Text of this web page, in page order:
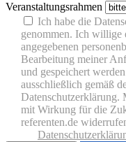
Veranstaltungsrahmen
Ich habe die
genommen. Ich willige
angegebenen
Bearbeitung meiner
und gespeichert
ausschließlich gemäß
mit Wirkung für die
referenten.de